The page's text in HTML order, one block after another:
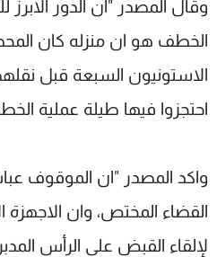
وقال المصدر "ان الدور
الخطف هو ان منزله كان
الاستونيون السبعة قبل
احتجزوا فيها طيلة عملية
واكد المصدر "ان الموقوف
القضاء المختص، وان الاجهزة
لإلقاء القبض على الرأس